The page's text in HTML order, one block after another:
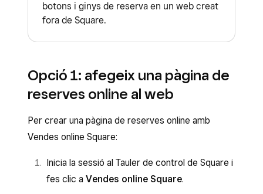
botons i ginys de reserva en un web creat
fora de Square.
Opció 1: afegeix una pàgina de
reserves online al web
Per crear una pàgina de reserves online amb
Vendes online Square:
Inicia la sessió al Tauler de control de Square i
fes clic a Vendes online Square.